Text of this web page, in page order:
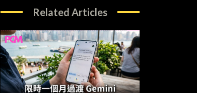
Related Articles